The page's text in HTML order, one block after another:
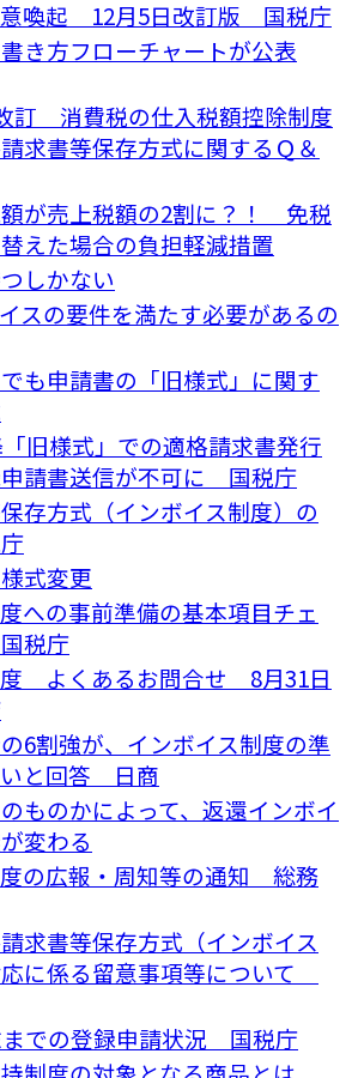
意喚起 12月5日改訂版 国税庁
き方フローチャートが公表
訂 消費税の仕入税額控除制度
求書等保存方式に関するＱ＆
が売上税額の2割に？！ 免税
えた場合の負担軽減措置
しかない
スの要件を満たす必要があるの
も申請書の「旧様式」に関す
旧様式」での適格請求書発行
請書送信が不可に 国税庁
存方式（インボイス制度）の
式変更
への事前準備の基本項目チェ
税庁
度 よくあるお問合せ 8月31日
6割強が、インボイス制度の準
と回答 日商
ものかによって、返還インボイ
変わる
の広報・周知等の通知 総務
求書等保存方式（インボイス
に係る留意事項等について
での登録申請状況 国税庁